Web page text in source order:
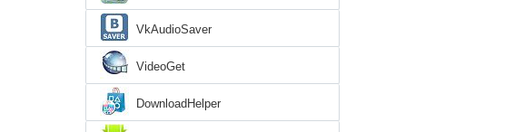
VkAudioSaver
VideoGet
DownloadHelper